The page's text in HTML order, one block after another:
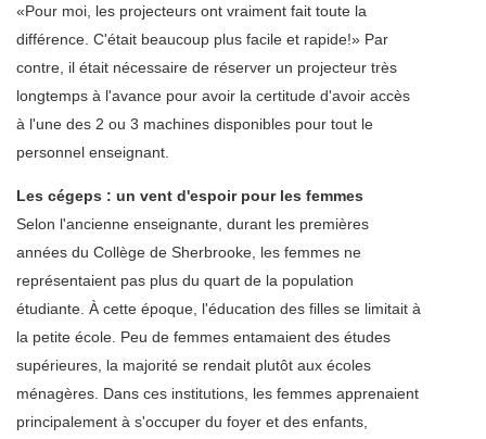
«Pour moi, les projecteurs ont vraiment fait toute la
différence. C'était beaucoup plus facile et rapide!» Par
contre, il était nécessaire de réserver un projecteur très
longtemps à l'avance pour avoir la certitude d'avoir accès
à l'une des 2 ou 3 machines disponibles pour tout le
personnel enseignant.
Les cégeps : un vent d'espoir pour les femmes
Selon l'ancienne enseignante, durant les premières
années du Collège de Sherbrooke, les femmes ne
représentaient pas plus du quart de la population
étudiante. À cette époque, l'éducation des filles se limitait à
la petite école. Peu de femmes entamaient des études
supérieures, la majorité se rendait plutôt aux écoles
ménagères. Dans ces institutions, les femmes apprenaient
principalement à s'occuper du foyer et des enfants,